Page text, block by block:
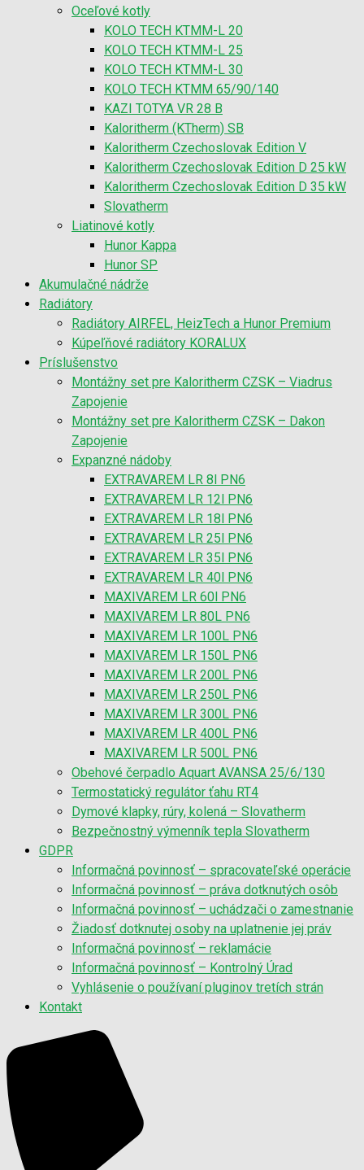
Oceľové kotly
KOLO TECH KTMM-L 20
KOLO TECH KTMM-L 25
KOLO TECH KTMM-L 30
KOLO TECH KTMM 65/90/140
KAZI TOTYA VR 28 B
Kaloritherm (KTherm) SB
Kaloritherm Czechoslovak Edition V
Kaloritherm Czechoslovak Edition D 25 kW
Kaloritherm Czechoslovak Edition D 35 kW
Slovatherm
Liatinové kotly
Hunor Kappa
Hunor SP
Akumulačné nádrže
Radiátory
Radiátory AIRFEL, HeizTech a Hunor Premium
Kúpeľňové radiátory KORALUX
Príslušenstvo
Montážny set pre Kaloritherm CZSK – Viadrus
Zapojenie
Montážny set pre Kaloritherm CZSK – Dakon
Zapojenie
Expanzné nádoby
EXTRAVAREM LR 8l PN6
EXTRAVAREM LR 12l PN6
EXTRAVAREM LR 18l PN6
EXTRAVAREM LR 25l PN6
EXTRAVAREM LR 35l PN6
EXTRAVAREM LR 40l PN6
MAXIVAREM LR 60l PN6
MAXIVAREM LR 80L PN6
MAXIVAREM LR 100L PN6
MAXIVAREM LR 150L PN6
MAXIVAREM LR 200L PN6
MAXIVAREM LR 250L PN6
MAXIVAREM LR 300L PN6
MAXIVAREM LR 400L PN6
MAXIVAREM LR 500L PN6
Obehové čerpadlo Aquart AVANSA 25/6/130
Termostatický regulátor ťahu RT4
Dymové klapky, rúry, kolená – Slovatherm
Bezpečnostný výmenník tepla Slovatherm
GDPR
Informačná povinnosť – spracovateľské operácie
Informačná povinnosť – práva dotknutých osôb
Informačná povinnosť – uchádzači o zamestnanie
Žiadosť dotknutej osoby na uplatnenie jej práv
Informačná povinnosť – reklamácie
Informačná povinnosť – Kontrolný Úrad
Vyhlásenie o používaní pluginov tretích strán
Kontakt